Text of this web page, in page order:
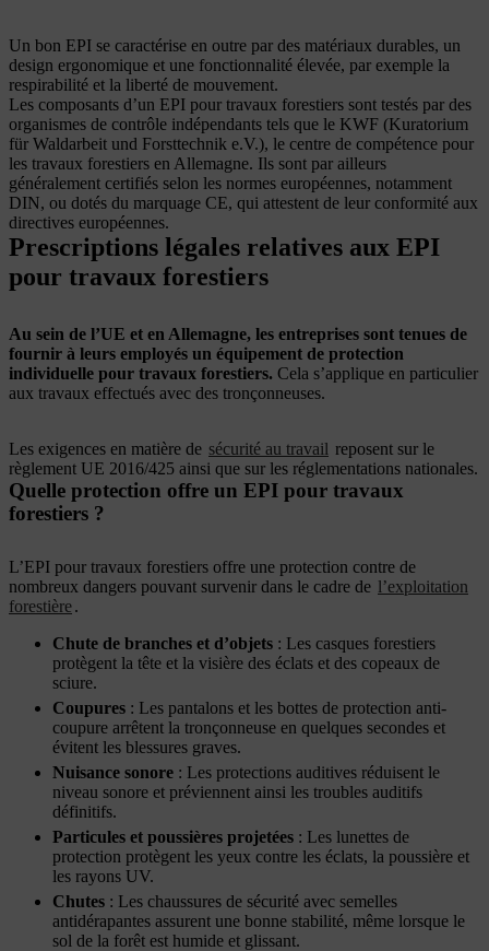
Un bon EPI se caractérise en outre par des matériaux durables, un
design ergonomique et une fonctionnalité élevée, par exemple la
respirabilité et la liberté de mouvement.
Les composants d’un EPI pour travaux forestiers sont testés par des
organismes de contrôle indépendants tels que le KWF (Kuratorium
für Waldarbeit und Forsttechnik e.V.), le centre de compétence pour
les travaux forestiers en Allemagne. Ils sont par ailleurs
généralement certifiés selon les normes européennes, notamment
DIN, ou dotés du marquage CE, qui attestent de leur conformité aux
directives européennes.
Prescriptions légales relatives aux EPI
pour travaux forestiers
Au sein de l’UE et en Allemagne, les entreprises sont tenues de
fournir à leurs employés un équipement de protection
individuelle pour travaux forestiers. Cela s’applique en particulier
aux travaux effectués avec des tronçonneuses.
Les exigences en matière de sécurité au travail reposent sur le
règlement UE 2016/425 ainsi que sur les réglementations nationales.
Quelle protection offre un EPI pour travaux
forestiers ?
L’EPI pour travaux forestiers offre une protection contre de
nombreux dangers pouvant survenir dans le cadre de l’exploitation
forestière.
Chute de branches et d’objets : Les casques forestiers
protègent la tête et la visière des éclats et des copeaux de
sciure.
Coupures : Les pantalons et les bottes de protection anti-
coupure arrêtent la tronçonneuse en quelques secondes et
évitent les blessures graves.
Nuisance sonore : Les protections auditives réduisent le
niveau sonore et préviennent ainsi les troubles auditifs
définitifs.
Particules et poussières projetées : Les lunettes de
protection protègent les yeux contre les éclats, la poussière et
les rayons UV.
Chutes : Les chaussures de sécurité avec semelles
antidérapantes assurent une bonne stabilité, même lorsque le
sol de la forêt est humide et glissant.